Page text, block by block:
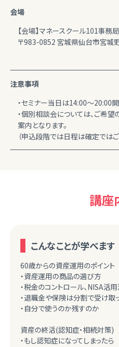
会場
【会場】マネースクール101事務局
〒983-0852 宮城県仙台市宮城
注意事項
・セミナー当日は14:00～20:00開
・個別相談会については、ご希
案内となります。
（申込段階では日程は確定ではご
講座
こんなことが学べます
60歳からの資産運用のポイント
・資産運用の商品の選び方
・税金のコントロール、NISA活
・退職金や保険は分割で受け取
・自分で使うのか残すのか
資産の終活(認知症・相続対策)
・もし認知症になってしまったら